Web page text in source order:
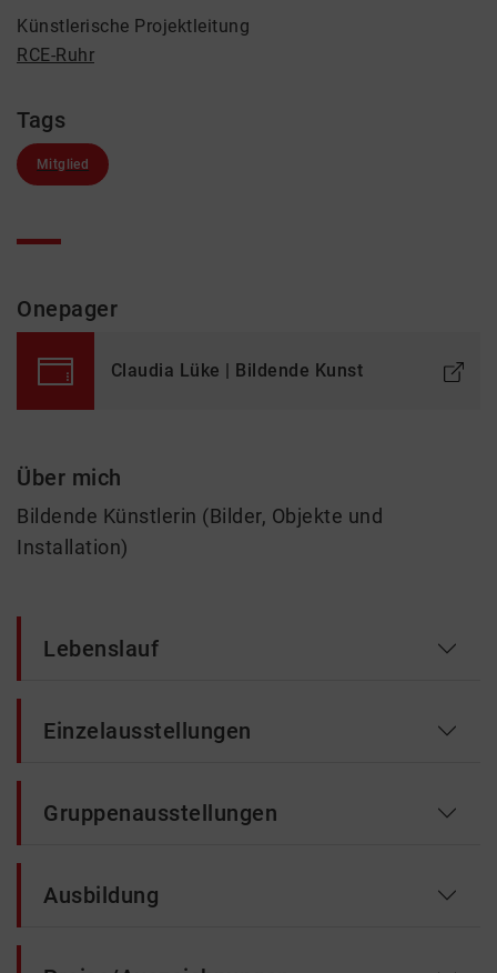
Künstlerische Projektleitung
RCE-Ruhr
Tags
Mitglied
Onepager
Claudia Lüke | Bildende Kunst
Über mich
Bildende Künstlerin (Bilder, Objekte und
Installation)
Lebenslauf
Einzelausstellungen
Gruppenausstellungen
Ausbildung